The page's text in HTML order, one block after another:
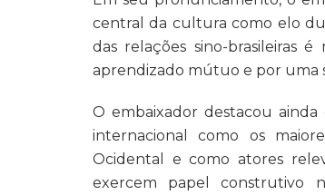
central da cultura como elo
das relações sino-brasileiras
aprendizado mútuo e por uma
O embaixador destacou ainda
internacional como os
Ocidental e como atores
exercem papel construtivo